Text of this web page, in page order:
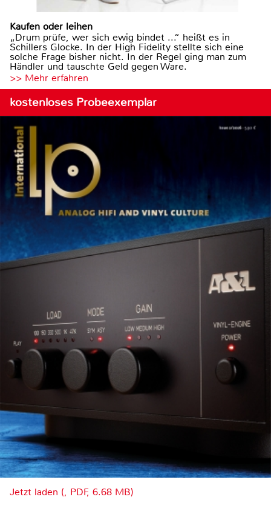
Kaufen oder leihen
„Drum prüfe, wer sich ewig bindet ...“ heißt es in
Schillers Glocke. In der High Fidelity stellte sich eine
solche Frage bisher nicht. In der Regel ging man zum
Händler und tauschte Geld gegen Ware.
>> Mehr erfahren
kostenloses Probeexemplar
Jetzt laden (, PDF, 6.68 MB)